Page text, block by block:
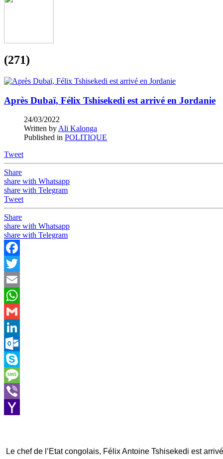
(271)
Après Dubaï, Félix Tshisekedi est arrivé en Jordanie
24/03/2022
Written by Ali Kalonga
Published in POLITIQUE
Tweet
Share
share with Whatsapp
share with Telegram
Tweet
Share
share with Whatsapp
share with Telegram
Facebook
Twitter
Email
WhatsApp
Gmail
LinkedIn
Outlook.com
Skype
Message
Viber
Le chef de l’Etat congolais, Félix Antoine Tshisekedi est